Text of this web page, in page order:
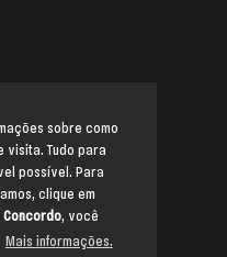
sobre como
visita. Tudo para
possível. Para
clique em
Concordo, você
Mais informações.
topo